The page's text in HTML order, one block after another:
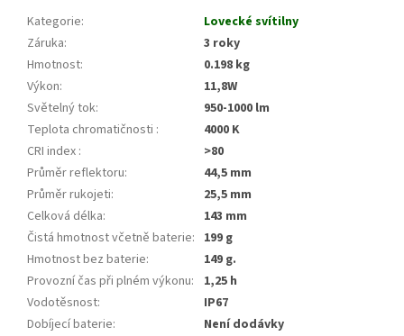
Kategorie:
Lovecké svítilny
Záruka:
3 roky
Hmotnost:
0.198 kg
Výkon:
11,8W
Světelný tok:
950-1000 lm
Teplota chromatičnosti :
4000 K
CRI index :
>80
Průměr reflektoru:
44,5 mm
Průměr rukojeti:
25,5 mm
Celková délka:
143 mm
Čistá hmotnost včetně baterie: 199 g
Hmotnost bez baterie:
149 g.
Provozní čas při plném výkonu:
1,25 h
Vodotěsnost:
IP67
Dobíjecí baterie:
Není dodávky